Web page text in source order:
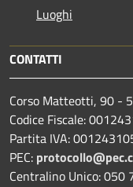
Luoghi
CONTATTI
Corso Matteotti, 90 -
Codice Fiscale:
Partita IVA:
PEC:
Centralino Unico: 050